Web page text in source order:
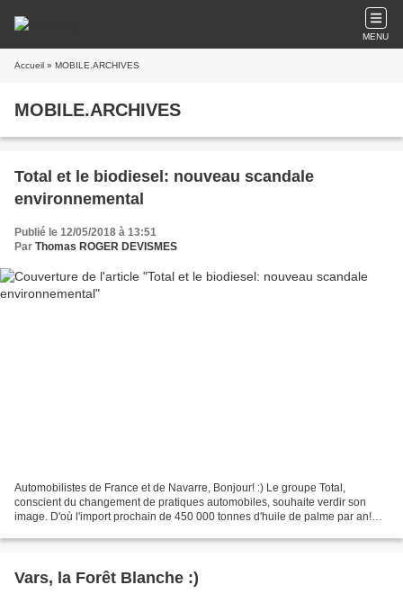
MENU
Accueil » MOBILE.ARCHIVES
MOBILE.ARCHIVES
Total et le biodiesel: nouveau scandale
environnemental
Publié le 12/05/2018 à 13:51
Par Thomas ROGER DEVISMES
Automobilistes de France et de Navarre, Bonjour! :) Le groupe Total,
conscient du changement de pratiques automobiles, souhaite verdir son
image. D'où l'import prochain de 450 000 tonnes d'huile de palme par an!
Vars, la Forêt Blanche :)